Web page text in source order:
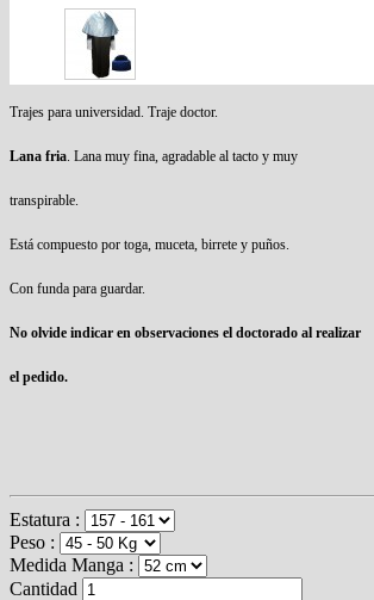
Trajes para universidad. Traje doctor.
Lana fria. Lana muy fina, agradable al tacto y muy
transpirable.
Está compuesto por toga, muceta, birrete y puños.
Con funda para guardar.
No olvide indicar en observaciones el doctorado al realizar
el pedido.
Estatura :
Peso :
Medida Manga :
Cantidad